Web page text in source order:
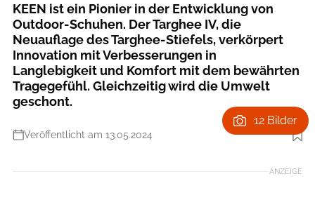
KEEN ist ein Pionier in der Entwicklung von
Outdoor-Schuhen. Der Targhee IV, die
Neuauflage des Targhee-Stiefels, verkörpert
Innovation mit Verbesserungen in
Langlebigkeit und Komfort mit dem bewährten
Tragegefühl. Gleichzeitig wird die Umwelt
geschont.
Veröffentlicht am 13.05.2024
Foto: KEEN
12 Bilder
ANZEIGE